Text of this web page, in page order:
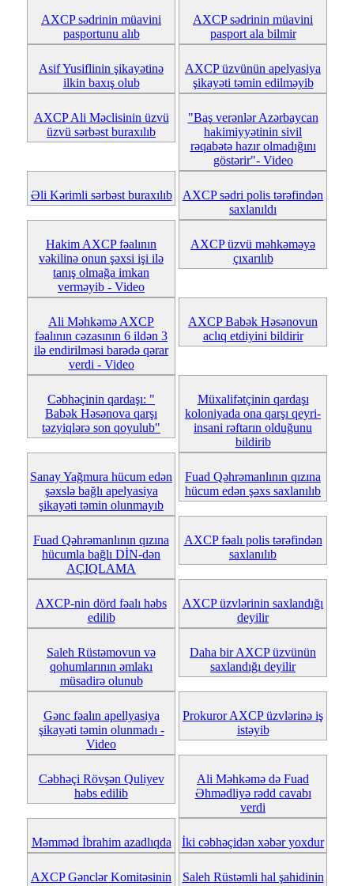
AXCP sədrinin müavini
pasportunu alıb
AXCP sədrinin müavini
pasport ala bilmir
Asif Yusiflinin şikayətinə
ilkin baxış olub
AXCP üzvünün apelyasiya
şikayəti təmin edilməyib
AXCP Ali Məclisinin üzvü
üzvü sərbəst buraxılıb
"Baş verənlər Azərbaycan
hakimiyyətinin sivil
rəqabətə hazır olmadığını
göstərir"- Video
Əli Kərimli sərbəst buraxılıb
AXCP sədri polis tərəfindən
saxlanıldı
Hakim AXCP fəalının
vəkilinə onun şəxsi işi ilə
tanış olmağa imkan
verməyib - Video
AXCP üzvü mәhkәmәyə
çıxarılıb
Ali Məhkəmə AXCP
fəalının cəzasının 6 ildən 3
ilə endirilməsi barədə qərar
verdi - Video
AXCP Babək Həsənovun
aclıq etdiyini bildirir
Cəbhəçinin qardaşı: "
Babək Həsənova qarşı
təzyiqlərə son qoyulub"
Müxalifətçinin qardaşı
koloniyada ona qarşı qeyri-
insani rəftarın olduğunu
bildirib
Sanay Yağmura hücum edən
şəxslə bağlı apelyasiya
şikayəti təmin olunmayıb
Fuad Qəhrəmanlının qızına
hücum edən şəxs saxlanılıb
Fuad Qəhrəmanlının qızına
hücumla bağlı DİN-dən
AÇIQLAMA
AXCP fəalı polis tərəfindən
saxlanılıb
AXCP-nin dörd fəalı həbs
edilib
AXCP üzvlərinin saxlandığı
deyilir
Saleh Rüstəmovun və
qohumlarının əmlakı
müsadirə olunub
Daha bir AXCP üzvünün
saxlandığı deyilir
Gənc fəalın apellyasiya
şikayəti təmin olunmadı -
Video
Prokuror AXCP üzvlərinə iş
istəyib
Cəbhəçi Rövşən Quliyev
həbs edilib
Ali Məhkəmə də Fuad
Əhmədliyə rədd cavabı
verdi
Məmməd İbrahim azadlıqda İki cəbhəçidən xəbər yoxdur
AXCP Gənclər Komitəsinin
Saleh Rüstəmli hal şahidinin